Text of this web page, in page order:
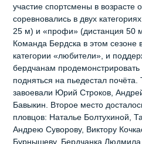
участие спортсмены в возрасте
соревновались в двух
25 м) и «профи» (дистанция 50
Команда Бердска в этом сезоне
категории «любители», и
бердчанам продемонстрировать
подняться на пьедестал
завоевали Юрий Строков,
Бавыкин. Второе место
пловцов: Наталье Болтухиной,
Андрею Суворову, Виктору
Бурнышеву. Бердчанка Людмила